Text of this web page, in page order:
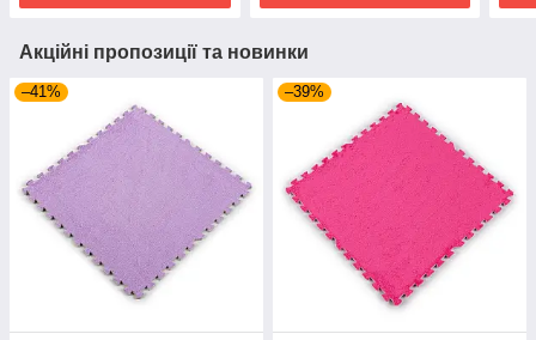
Акційні пропозиції та новинки
–41% –39%